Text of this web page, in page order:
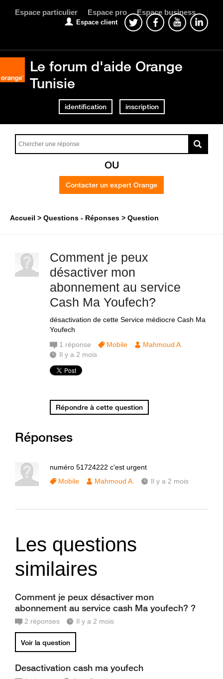
Espace particulier Espace pro Espace business
Espace client
Le forum d'aide Orange
Tunisie
identification inscription
OU
Contacter un expert Orange
Accueil Questions - Réponses Question
Comment je peux
désactiver mon
abonnement au service
Cash Ma Youfech?
désactivation de cette Service médiocre Cash Ma
Youfech
1 réponse Mobile
Mahmoud A.
Il y a 2 mois
Répondre à cette question
Réponses
numéro 51724222 c'est urgent
Mobile
Mahmoud A. Il y a 2 mois
Les questions
similaires
Comment je peux désactiver mon
abonnement au service cash Ma youfech? ?
2 réponses Il y a 2 mois
Voir la question
Desactivation cash ma youfech